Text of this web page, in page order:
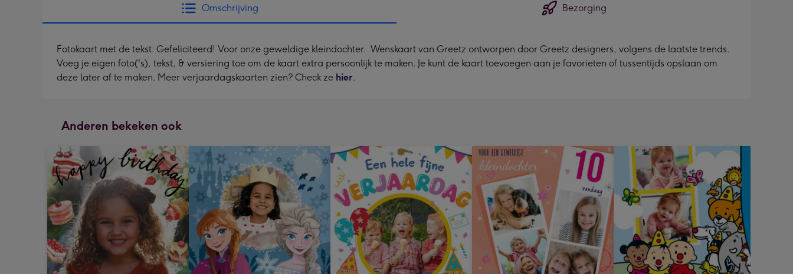
Omschrijving Bezorging
Fotokaart met de tekst: Gefeliciteerd! Voor onze geweldige kleindochter. Wenskaart van Greetz ontworpen door Greetz designers, volgens de laatste trends.
Voeg je eigen foto('s), tekst, & versiering toe om de kaart extra persoonlijk te maken. Je kunt de kaart toevoegen aan je favorieten of tussentijds opslaan om
deze later af te maken. Meer verjaardagskaarten zien? Check ze hier.
Anderen bekeken ook